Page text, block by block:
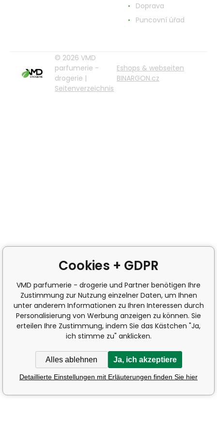
Doprava
Puncovní úřad
© 2026 VMD
parfumerie -
drogerie |
Seitenverzeichnis
Eshops & webseiten
BINARGON.cz
Cookies + GDPR
VMD parfumerie - drogerie und Partner benötigen Ihre
Zustimmung zur Nutzung einzelner Daten, um Ihnen
unter anderem Informationen zu Ihren Interessen durch
Personalisierung von Werbung anzeigen zu können. Sie
erteilen Ihre Zustimmung, indem Sie das Kästchen "Ja,
ich stimme zu" anklicken.
Alles ablehnen Ja, ich akzeptiere
Detaillierte Einstellungen mit Erläuterungen finden Sie hier